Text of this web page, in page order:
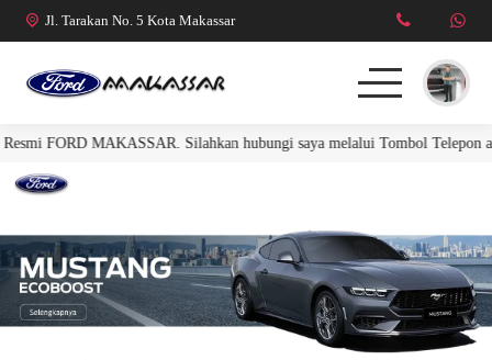
Jl. Tarakan No. 5 Kota Makassar
FORD RANGER
R. RAPTOR 3.0L
MUSTANG
FORD MAKASSAR. Silahkan hubungi saya melalui Tombol Telepon